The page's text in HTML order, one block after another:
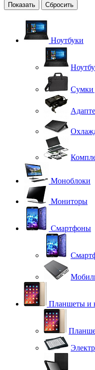
Сбросить
Ноутбуки
Сумки
Моноблоки
Мониторы
Смартфоны
Планшеты и